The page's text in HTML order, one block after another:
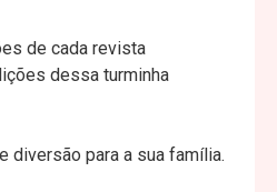
de cada revista
dessa turminha
diversão para a sua família.